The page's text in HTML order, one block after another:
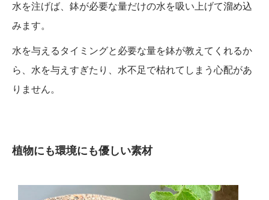
水を注げば、鉢が必要な量だけの水を吸い上げて溜め込
みます。
水を与えるタイミングと必要な量を鉢が教えてくれるか
ら、水を与えすぎたり、水不足で枯れてしまう心配があ
りません。
植物にも環境にも優しい素材